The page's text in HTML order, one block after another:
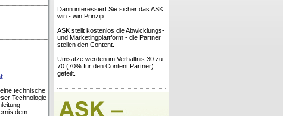
technische
Technologie
dem
Dann interessiert Sie sicher das ASK
win - win Prinzip:
ASK stellt kostenlos die Abwicklungs-
und Marketingplattform - die Partner
stellen den Content.
Umsätze werden im Verhältnis 30 zu
70 (70% für den Content Partner)
geteilt.